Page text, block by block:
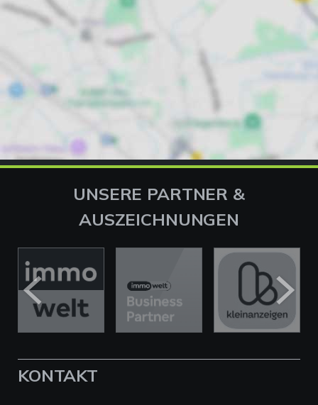
UNSERE PARTNER &
AUSZEICHNUNGEN
KONTAKT